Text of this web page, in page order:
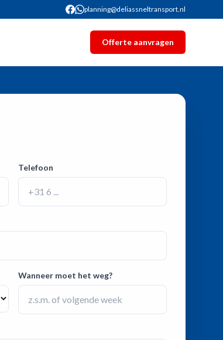
planning@deliassneltransport.nl
Offerte aanvragen
Telefoon
Wanneer moet het weg?